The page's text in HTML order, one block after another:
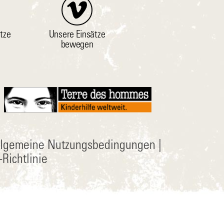
Unsere Einsätze
bewegen
Nutzungsbedingungen
Richtlinie